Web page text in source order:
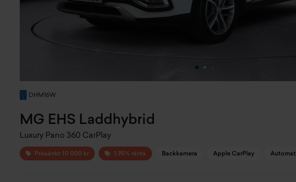
DHM16W
MG EHS Laddhybrid
Luxury Pano 360 CarPlay
Prissänkt 10 000 kr 1,95% ränta Backkamera Apple CarPlay Automat